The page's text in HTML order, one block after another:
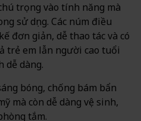
trọng vào tính năng mà
sử dụng. Các núm điều
đơn giản, dễ thao tác và có
trẻ em lẫn người cao tuổi
dễ dàng.
bóng, chống bám bẩn
mà còn dễ dàng vệ sinh,
tắm.